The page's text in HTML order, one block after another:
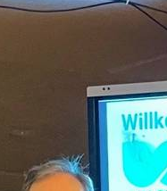
BERUFSFACHSCHULE CREATEC
FACHOBERSCHULE TECHNIK &
ZWEIJÄHRIGE
BERUFSFACHSCHULE
ZWEIJÄHRIGE FACHSCHULE
BERUFLICHES GYMNASIUM